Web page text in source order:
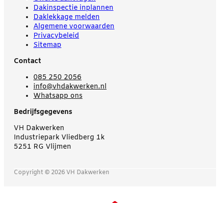
Dakinspectie inplannen
Daklekkage melden
Algemene voorwaarden
Privacybeleid
Sitemap
Contact
085 250 2056
info@vhdakwerken.nl
Whatsapp ons
Bedrijfsgegevens
VH Dakwerken
Industriepark Vliedberg 1k
5251 RG Vlijmen
Copyright © 2026 VH Dakwerken